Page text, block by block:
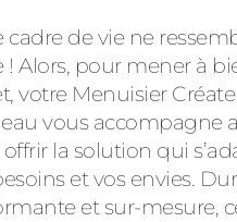
cadre de vie ne
! Alors, pour mener à
votre Menuisier
vous accompagne
la solution qui
et vos envies.
et sur-mesure,